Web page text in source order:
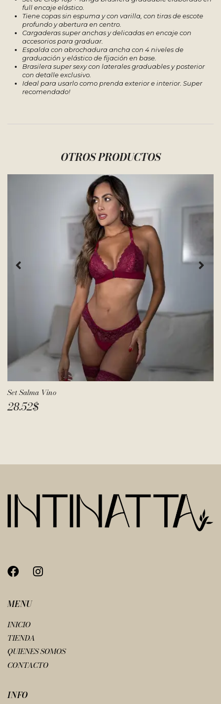
full encaje elástico.
Tiene copas sin espuma y con varilla, con tiras de escote
profundo y abertura en centro.
Cargaderas super anchas y delicadas en encaje con
accesorios para graduar.
Espalda con abrochadura ancha con 4 niveles de
graduación y elástico de fijación en base.
Brasilera super sexy con laterales graduables y posterior
con detalle exclusivo.
Ideal para usarlo como prenda exterior e interior. Super
recomendado!
OTROS PRODUCTOS
Set Salma Vino
28.52$
MENU
INICIO
TIENDA
QUIENES SOMOS
CONTACTO
INFO